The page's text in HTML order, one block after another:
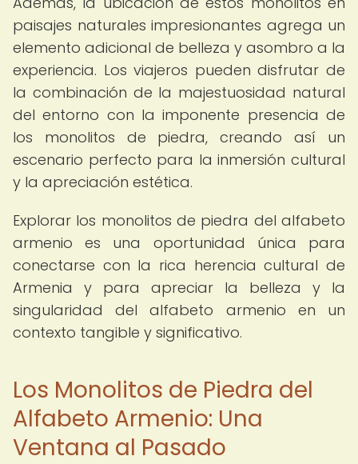
paisajes naturales impresionantes agrega un
elemento adicional de belleza y asombro a la
experiencia. Los viajeros pueden disfrutar de
la combinación de la majestuosidad natural
del entorno con la imponente presencia de
los monolitos de piedra, creando así un
escenario perfecto para la inmersión cultural
y la apreciación estética.
Explorar los monolitos de piedra del alfabeto
armenio es una oportunidad única para
conectarse con la rica herencia cultural de
Armenia y para apreciar la belleza y la
singularidad del alfabeto armenio en un
contexto tangible y significativo.
Los Monolitos de Piedra del
Alfabeto Armenio: Una
Ventana al Pasado